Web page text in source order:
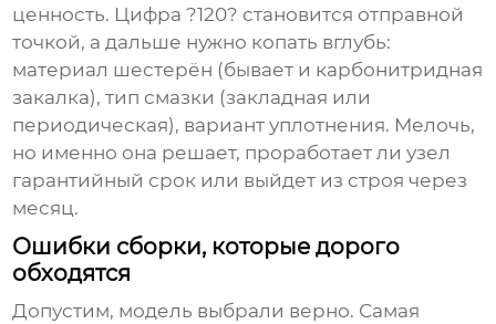
ценность. Цифра ?120? становится отправной
точкой, а дальше нужно копать вглубь:
материал шестерён (бывает и карбонитридная
закалка), тип смазки (закладная или
периодическая), вариант уплотнения. Мелочь,
но именно она решает, проработает ли узел
гарантийный срок или выйдет из строя через
месяц.
Ошибки сборки, которые дорого
обходятся
Допустим, модель выбрали верно. Самая